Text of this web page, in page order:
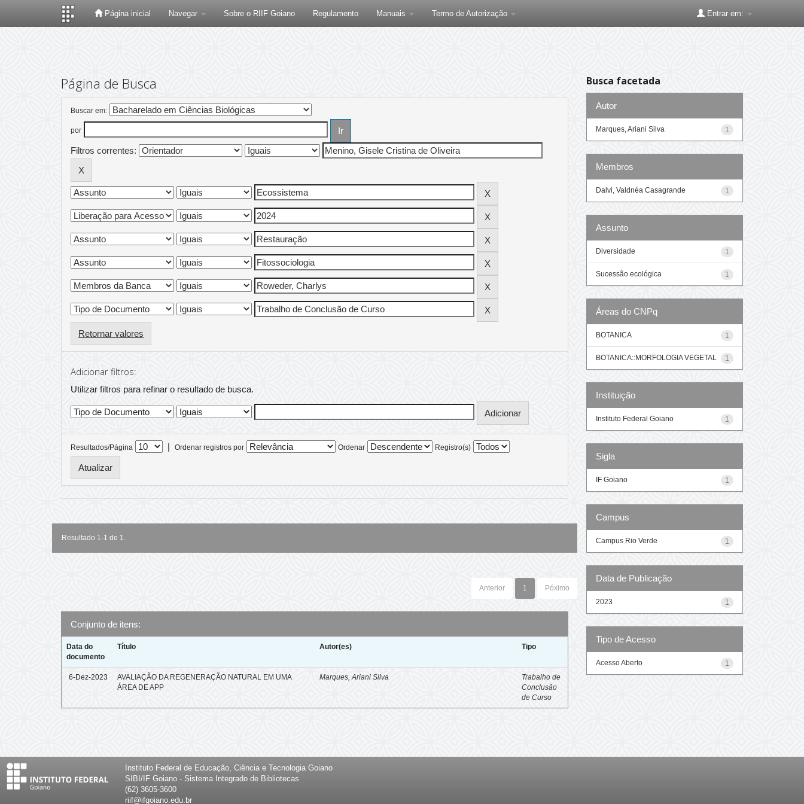
Página inicial Navegar Sobre o RIIF Goiano Regulamento Manuais Termo de Autorização Entrar em:
Página de Busca
Buscar em:
por
Filtros correntes:
Retornar valores
Adicionar filtros:
Utilizar filtros para refinar o resultado de busca.
Resultados/Página | Ordenar registros por Ordenar Registro(s)
Resultado 1-1 de 1.
Anterior 1 Póximo
Conjunto de itens:
Data do
documento
Título Autor(es) Tipo
6-Dez-2023
AVALIAÇÃO DA REGENERAÇÃO NATURAL EM UMA
ÁREA DE APP
Marques, Ariani Silva
Trabalho de
Conclusão
de Curso
Busca facetada
Autor
1
Marques, Ariani Silva
Membros
1
Dalvi, Valdnéa Casagrande
Assunto
1
Diversidade
1
Sucessão ecológica
Áreas do CNPq
1
BOTANICA
1
BOTANICA::MORFOLOGIA VEGETAL
Instituição
1
Instituto Federal Goiano
Sigla
1
IF Goiano
Campus
1
Campus Rio Verde
Data de Publicação
1
2023
Tipo de Acesso
1
Acesso Aberto
Instituto Federal de Educação, Ciência e Tecnologia Goiano
SIBI/IF Goiano - Sistema Integrado de Bibliotecas
(62) 3605-3600
riif@ifgoiano.edu.br